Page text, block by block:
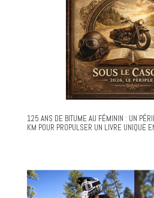
125 ANS DE BITUME AU FÉMININ : UN
KM POUR PROPULSER UN LIVRE UNIQUE